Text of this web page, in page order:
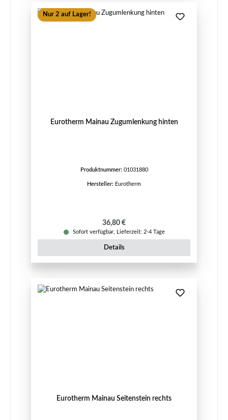
Nur 2 auf Lager!
Eurotherm Mainau Zugumlenkung hinten
Produktnummer: 01031880
Hersteller: Eurotherm
Regulärer Preis:
36,80 €
Sofort verfügbar, Lieferzeit: 2-4 Tage
Details
Eurotherm Mainau Seitenstein rechts